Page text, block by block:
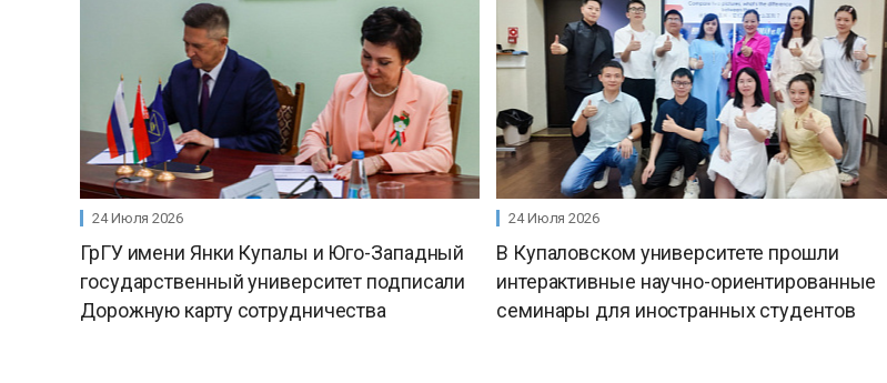
24 Июля 2026
ГрГУ имени Янки Купалы и Юго-Западный
государственный университет подписали
Дорожную карту сотрудничества
24 Июля 2026
В Купаловском университете прошли
интерактивные научно-ориентированные
семинары для иностранных студентов